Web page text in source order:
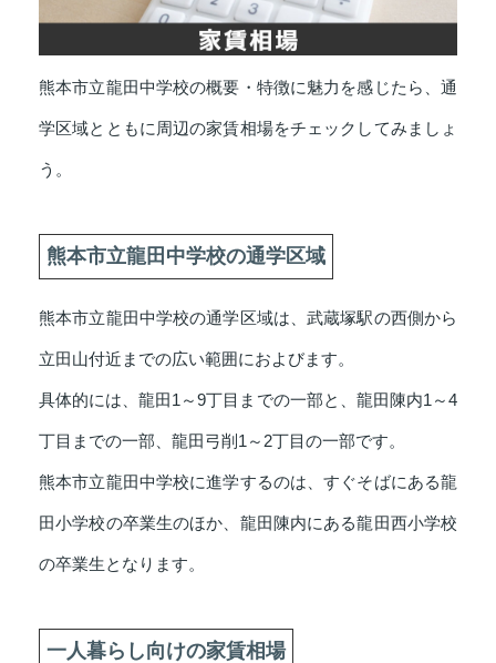
熊本市立龍田中学校の概要・特徴に魅力を感じたら、通
学区域とともに周辺の家賃相場をチェックしてみましょ
う。
熊本市立龍田中学校の通学区域
熊本市立龍田中学校の通学区域は、武蔵塚駅の西側から
立田山付近までの広い範囲におよびます。
具体的には、龍田1～9丁目までの一部と、龍田陳内1～4
丁目までの一部、龍田弓削1～2丁目の一部です。
熊本市立龍田中学校に進学するのは、すぐそばにある龍
田小学校の卒業生のほか、龍田陳内にある龍田西小学校
の卒業生となります。
一人暮らし向けの家賃相場